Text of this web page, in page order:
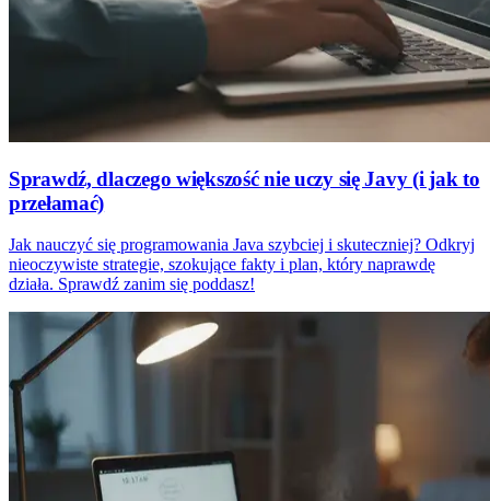
Sprawdź, dlaczego większość nie uczy się Javy (i jak to
przełamać)
Jak nauczyć się programowania Java szybciej i skuteczniej? Odkryj
nieoczywiste strategie, szokujące fakty i plan, który naprawdę
działa. Sprawdź zanim się poddasz!